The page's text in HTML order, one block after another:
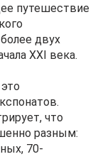
путешествие
двух
XXI века.
что
разным:
70-